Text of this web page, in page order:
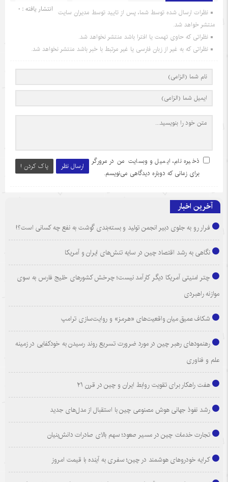
انتشار یافته : 0 نظرات ارسال شده توسط شما، پس از تایید توسط مدیران سایت
منتشر خواهد شد.
نظراتی که حاوی تهمت یا افترا باشد منتشر نخواهد شد.
نظراتی که به غیر از زبان فارسی یا غیر مرتبط با خبر باشد منتشر نخواهد شد.
ارسال نظر پاک کردن !
ذخیره نام، ایمیل و وبسایت من در مرورگر
برای زمانی که دوباره دیدگاهی می‌نویسم.
آخرین اخبار
فرار رو به جلوی دبیر انجمن تولید و بسته‌بندی گوشت به نفع چه کسانی است؟!
نگاهی به رشد اقتصاد چین در سایه تنش‌های ایران و آمریکا
چتر امنیتی آمریکا دیگر کارآمد نیست؛ چرخش کشورهای خلیج فارس به سوی
موازنه راهبردی
شکاف عمیق میان واقعیت‌های «هرمز» و روایت‌سازی ترامپ
رهنمودهای رهبر چین در مورد ضرورت تسریع روند رسیدن به خودکفایی در زمینه
علم و فناوری
هفت راهکار برای تقویت روابط ایران و چین در قرن ۲۱
رشد نفوذ جهانی هوش مصنوعی چین با استقبال از مدل‌های جدید
تجارت خدمات چین در مسیر صعود؛ سهم بالای صادرات دانش‌بنیان
کرایه خودروهای هوشمند در چین؛ سفری به آینده با قیمت امروز